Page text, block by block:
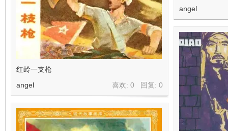
angel
红岭一支枪
喜欢: 0 回复: 0
angel